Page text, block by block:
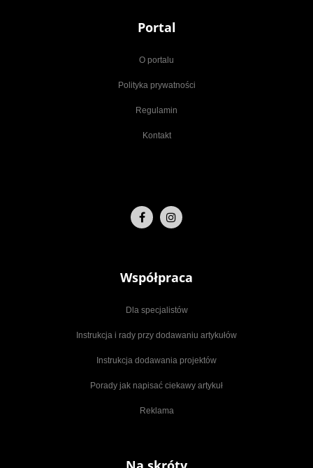
Portal
O portalu
Polityka prywatności
Regulamin
Kontakt
Współpraca
Dla specjalistów
Instrukcja i rady przy dodawaniu artykułów
Instrukcja dodawania projektów
Porady jak napisać ciekawy artykuł
Reklama